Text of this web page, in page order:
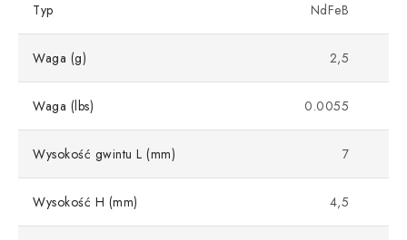
Typ NdFeB
Waga (g) 2,5
Waga (lbs) 0.0055
Wysokość gwintu L (mm) 7
Wysokość H (mm) 4,5